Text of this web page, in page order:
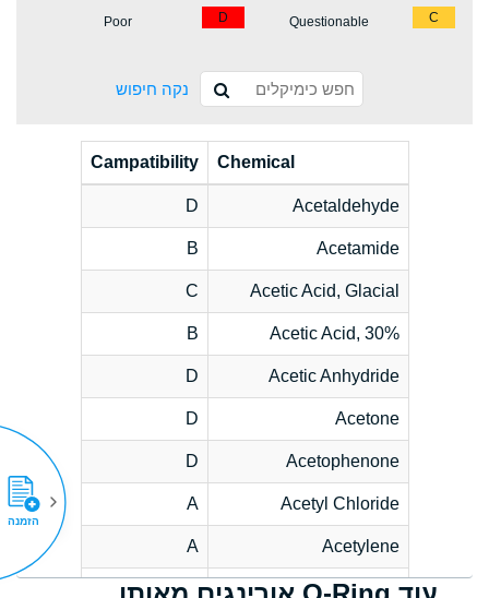
C
Questionable
D
Poor
נקה חיפוש
Chemical
Campatibility
Acetaldehyde
D
Acetamide
B
Acetic Acid, Glacial
C
Acetic Acid, 30%
B
Acetic Anhydride
D
Acetone
D
Acetophenone
D
Acetyl Chloride
A
Acetylene
A
Acrlylonitrile
C
הזמנה